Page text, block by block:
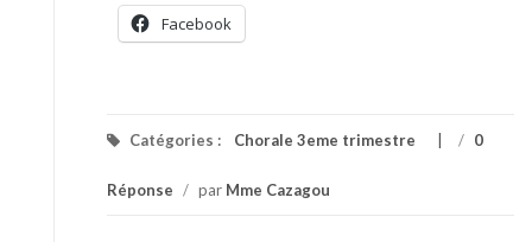
Facebook
Catégories : Chorale 3eme trimestre / 0
Réponse / par Mme Cazagou